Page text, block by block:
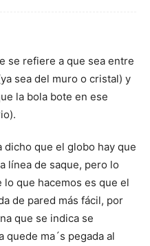
se refiere a que sea entre
sea del muro o cristal) y
la bola bote en ese
dicho que el globo hay que
línea de saque, pero lo
lo que hacemos es que el
de pared más fácil, por
que se indica se
quede ma´s pegada al